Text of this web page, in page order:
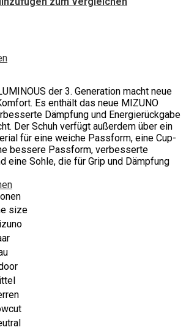
der 3. Generation macht neue
Es enthält das neue MIZUNO
Dämpfung und Energierückgabe
Der Schuh verfügt außerdem über ein
für eine weiche Passform, eine Cup-
bessere Passform, verbesserte
eine Sohle, die für Grip und Dämpfung
size